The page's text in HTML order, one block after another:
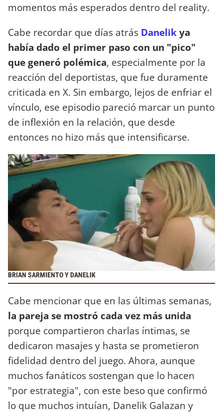
momentos más esperados dentro del reality.
Cabe recordar que días atrás Danelikya
había dado el primer paso con un "pico"
que generó polémica, especialmente por la
reacción del deportistas, que fue duramente
criticada en X. Sin embargo, lejos de enfriar el
vínculo, ese episodio pareció marcar un punto
de inflexión en la relación, que desde
entonces no hizo más que intensificarse.
BRIAN SARMIENTO Y DANELIK
Cabe mencionar que en las últimas semanas,
la pareja se mostró cada vez más unida
porque compartieron charlas íntimas, se
dedicaron masajes y hasta se prometieron
fidelidad dentro del juego. Ahora, aunque
muchos fanáticos sostengan que lo hacen
"por estrategia", con este beso que confirmó
lo que muchos intuían, Danelik Galazan y